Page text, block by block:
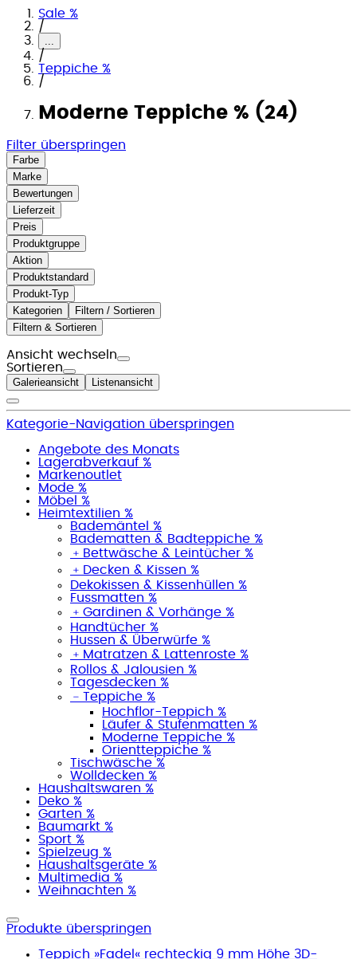
Sale %
/
...
/
Teppiche %
/
Moderne Teppiche % (24)
Filter überspringen
Farbe
Marke
Bewertungen
Lieferzeit
Preis
Produktgruppe
Aktion
Produktstandard
Produkt-Typ
Kategorien
Filtern / Sortieren
Filtern & Sortieren
Ansicht wechseln
Sortieren
Galerieansicht Listenansicht
Kategorie-Navigation überspringen
Angebote des Monats
Lagerabverkauf %
Markenoutlet
Mode %
Möbel %
Heimtextilien %
Bademäntel %
Badematten & Badteppiche %
﹢ Bettwäsche & Leintücher %
﹢ Decken & Kissen %
Dekokissen & Kissenhüllen %
Fussmatten %
﹢ Gardinen & Vorhänge %
Handtücher %
Hussen & Überwürfe %
﹢ Matratzen & Lattenroste %
Rollos & Jalousien %
Tagesdecken %
﹣ Teppiche %
Hochflor-Teppich %
Läufer & Stufenmatten %
Moderne Teppiche %
Orientteppiche %
Tischwäsche %
Wolldecken %
Haushaltswaren %
Deko %
Garten %
Baumarkt %
Sport %
Spielzeug %
Haushaltsgeräte %
Multimedia %
Weihnachten %
Produkte überspringen
Teppich »Fadel« rechteckig 9 mm Höhe 3D-